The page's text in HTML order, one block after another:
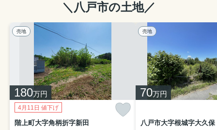
＼八戸市の土地／
売地
180万円
4月11日 値下げ
階上町大字角柄折字新田
売地
70万円
八戸市大字根城字大久保